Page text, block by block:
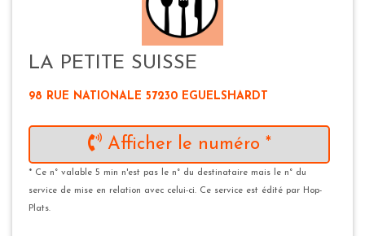
LA PETITE SUISSE
98 RUE NATIONALE 57230 EGUELSHARDT
Afficher le numéro *
* Ce n° valable 5 min n'est pas le n° du destinataire mais le n° du
service de mise en relation avec celui-ci. Ce service est édité par Hop-
Plats.